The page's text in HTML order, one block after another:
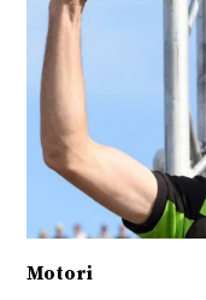
Motori